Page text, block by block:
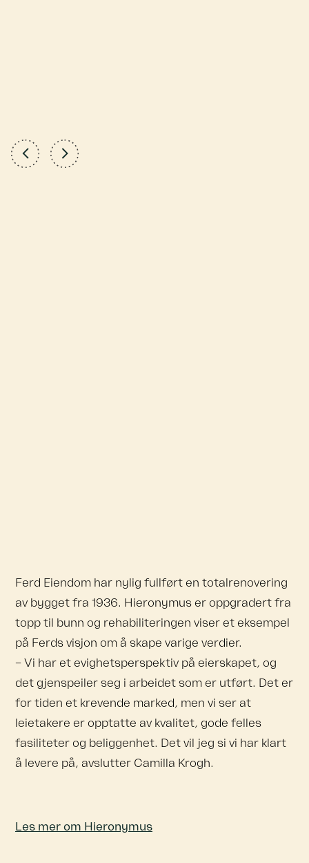
Forrige Neste
Ferd Eiendom har nylig fullført en totalrenovering
av bygget fra 1936. Hieronymus er oppgradert fra
topp til bunn og rehabiliteringen viser et eksempel
på Ferds visjon om å skape varige verdier.
– Vi har et evighetsperspektiv på eierskapet, og
det gjenspeiler seg i arbeidet som er utført. Det er
for tiden et krevende marked, men vi ser at
leietakere er opptatte av kvalitet, gode felles
fasiliteter og beliggenhet. Det vil jeg si vi har klart
å levere på, avslutter Camilla Krogh.
Les mer om Hieronymus